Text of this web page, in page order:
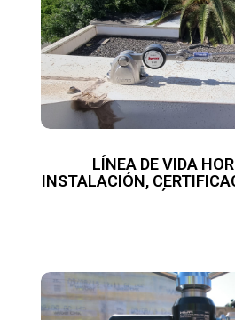
LÍNEA DE VIDA
INSTALACIÓN,